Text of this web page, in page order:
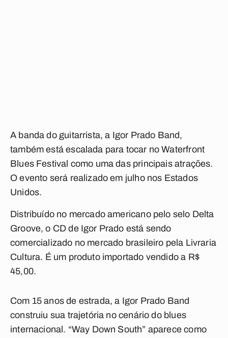
A banda do guitarrista, a Igor Prado Band,
também está escalada para tocar no Waterfront
Blues Festival como uma das principais atrações.
O evento será realizado em julho nos Estados
Unidos.
Distribuído no mercado americano pelo selo Delta
Groove, o CD de Igor Prado está sendo
comercializado no mercado brasileiro pela Livraria
Cultura. É um produto importado vendido a R$
45,00.
Com 15 anos de estrada, a Igor Prado Band
construiu sua trajetória no cenário do blues
internacional. “Way Down South” aparece como